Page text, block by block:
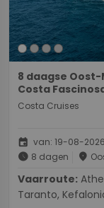
8 daagse
Costa
Costa Cruises
event van: 19-08-
schedule 8 dagen place
Vaarroute:
Taranto,